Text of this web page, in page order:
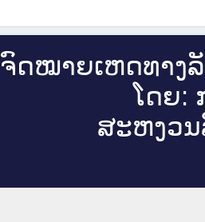
ຈົດ​ໝາຍ​ເຫດ​ທາງ​
ໂດຍ:
ສະ​ຫງວນ​